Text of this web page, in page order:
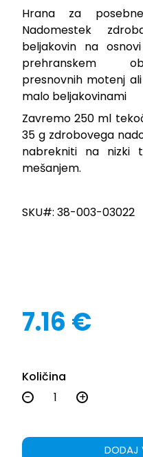
Hrana za
Nadomestek
beljakovin na
prehranskem
presnovnih motenj
malo beljakovinami
Zavremo 250 ml
35 g zdrobovega
nabrekniti na nizki
mešanjem.
SKU#: 38-003-03022
7.16 €
Količina
-
+
DODAJ